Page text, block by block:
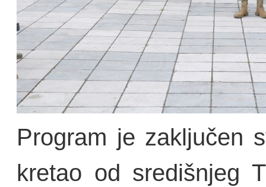
Program je zaključen
kretao od središnjeg